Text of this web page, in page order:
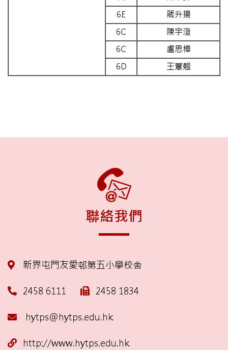
6E
蔣升揚
6C
陳宇澄
6C
盧思樺
6D
王薏翹
聯絡我們
新界屯門友愛邨第五小學校舍
2458 6111 2458 1834
hytps@hytps.edu.hk
http://www.hytps.edu.hk